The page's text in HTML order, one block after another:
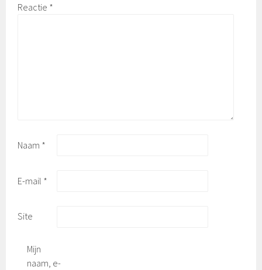
Reactie *
Naam *
E-mail *
Site
Mijn
naam, e-